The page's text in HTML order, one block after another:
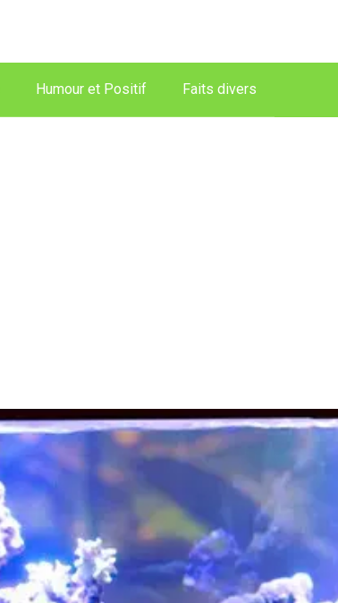
Humour et Positif Faits divers